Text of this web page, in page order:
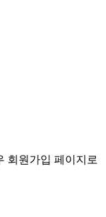
회원가입 페이지로